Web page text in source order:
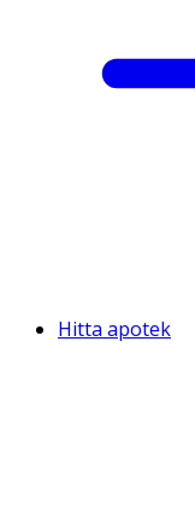
Hitta apotek